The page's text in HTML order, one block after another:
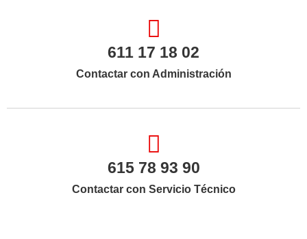
611 17 18 02
Contactar con Administración
615 78 93 90
Contactar con Servicio Técnico